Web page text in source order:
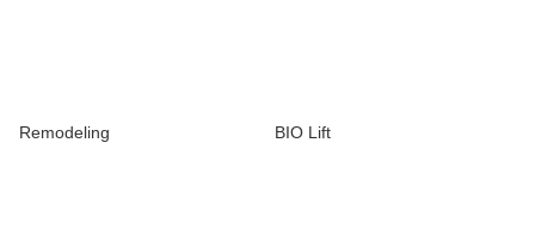
Remodeling BIO Lift